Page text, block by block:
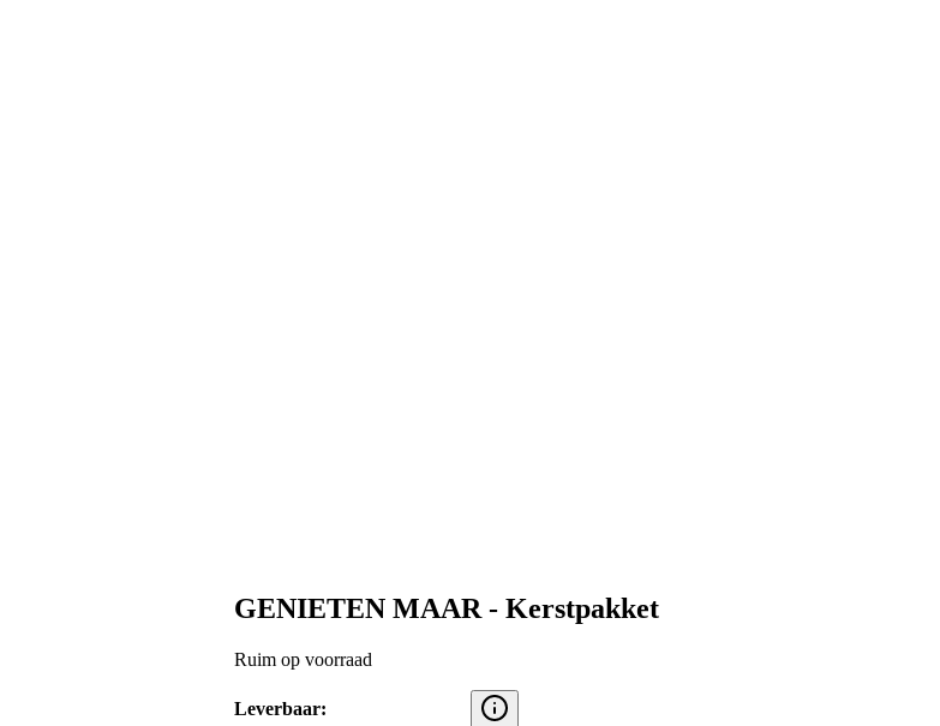
GENIETEN MAAR - Kerstpakket
Ruim op voorraad
Leverbaar: